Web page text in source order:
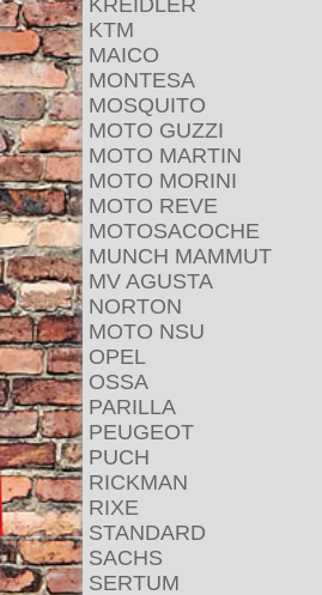
KREIDLER
KTM
MAICO
MONTESA
MOSQUITO
MOTO GUZZI
MOTO MARTIN
MOTO MORINI
MOTO REVE
MOTOSACOCHE
MUNCH MAMMUT
MV AGUSTA
NORTON
MOTO NSU
OPEL
OSSA
PARILLA
PEUGEOT
PUCH
RICKMAN
RIXE
STANDARD
SACHS
SERTUM